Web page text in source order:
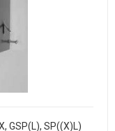
GSP(L), SP((X)L)